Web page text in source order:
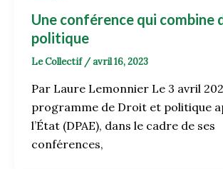
Une conférence qui combine
politique
Le Collectif /avril 16, 2023
Par Laure Lemonnier Le 3 avril
programme de Droit et politique
l’État (DPAE), dans le cadre de ses
conférences,